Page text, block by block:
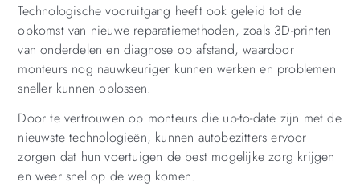
Technologische vooruitgang heeft ook geleid tot de
opkomst van nieuwe reparatiemethoden, zoals 3D-printen
van onderdelen en diagnose op afstand, waardoor
monteurs nog nauwkeuriger kunnen werken en problemen
sneller kunnen oplossen.
Door te vertrouwen op monteurs die up-to-date zijn met de
nieuwste technologieën, kunnen autobezitters ervoor
zorgen dat hun voertuigen de best mogelijke zorg krijgen
en weer snel op de weg komen.